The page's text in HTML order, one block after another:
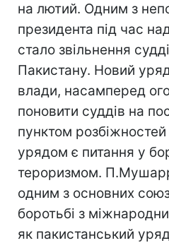
на лютий. Одним з
президента під час
стало звільнення
Пакистану. Новий
влади, насамперед
поновити суддів на
пунктом
урядом є питання у
тероризмом.
одним з основних
боротьбі з
як пакистанський